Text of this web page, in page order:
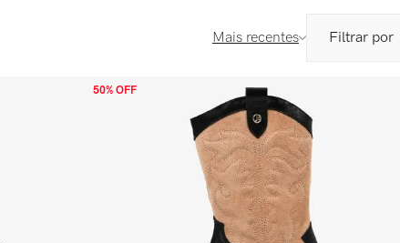
Mais recentes
50% OFF